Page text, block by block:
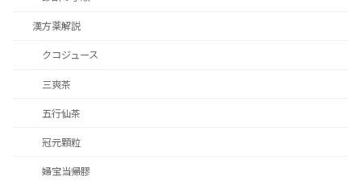
漢方薬解説
クコジュース
三爽茶
五行仙茶
冠元顆粒
婦宝当帰膠